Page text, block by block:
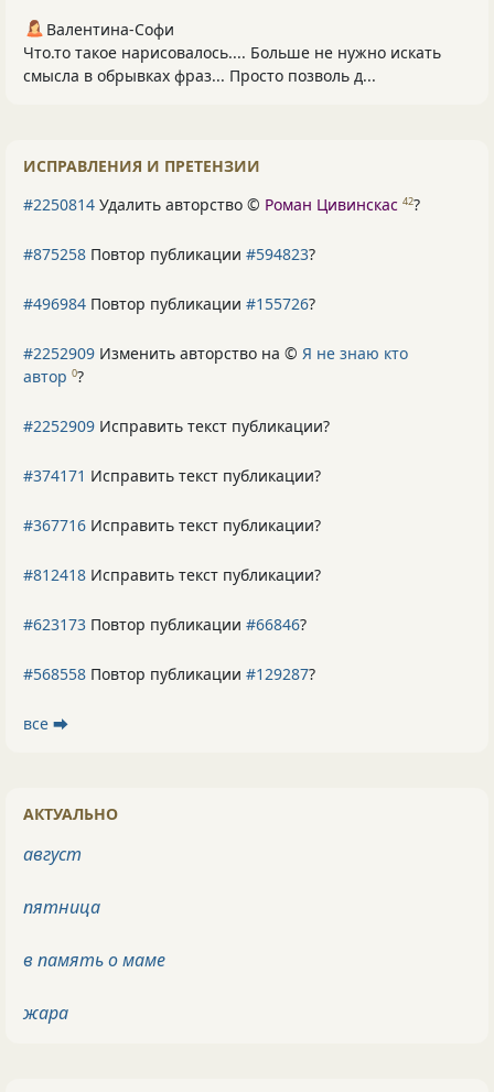
Валентина-Софи
Что.то такое нарисовалось.... Больше не нужно искать
смысла в обрывках фраз... Просто позволь д...
ИСПРАВЛЕНИЯ И ПРЕТЕНЗИИ
#2250814 Удалить авторство © Роман Цивинскас 42?
#875258 Повтор публикации #594823?
#496984 Повтор публикации #155726?
#2252909 Изменить авторство на © Я не знаю кто
автор 0?
#2252909 Исправить текст публикации?
#374171 Исправить текст публикации?
#367716 Исправить текст публикации?
#812418 Исправить текст публикации?
#623173 Повтор публикации #66846?
#568558 Повтор публикации #129287?
все ⮕
АКТУАЛЬНО
август
пятница
в память о маме
жара